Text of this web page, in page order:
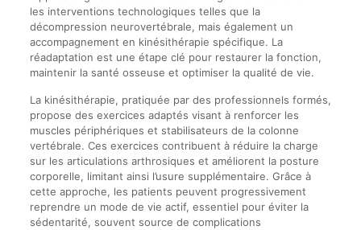
les interventions technologiques telles que la
décompression neurovertébrale, mais également un
accompagnement en kinésithérapie spécifique. La
réadaptation est une étape clé pour restaurer la fonction,
maintenir la santé osseuse et optimiser la qualité de vie.
La kinésithérapie, pratiquée par des professionnels formés,
propose des exercices adaptés visant à renforcer les
muscles périphériques et stabilisateurs de la colonne
vertébrale. Ces exercices contribuent à réduire la charge
sur les articulations arthrosiques et améliorent la posture
corporelle, limitant ainsi l’usure supplémentaire. Grâce à
cette approche, les patients peuvent progressivement
reprendre un mode de vie actif, essentiel pour éviter la
sédentarité, souvent source de complications